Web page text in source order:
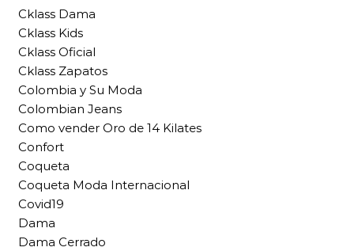
Cklass Dama
Cklass Kids
Cklass Oficial
Cklass Zapatos
Colombia y Su Moda
Colombian Jeans
Como vender Oro de 14 Kilates
Confort
Coqueta
Coqueta Moda Internacional
Covid19
Dama
Dama Cerrado